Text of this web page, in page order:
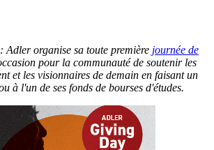
Adler organise sa toute première journée de
pour la communauté de soutenir les
et les visionnaires de demain en faisant un
à l'un de ses fonds de bourses d'études.